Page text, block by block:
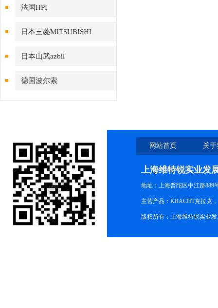
法国HPI
日本三菱MITSUBISHI
日本山武azbil
德国波尔索
网站首页 关
上海维特锐实业发
地址：上海普陀区中江路889
主营产品：KRACHT克拉克
版权所有：上海维特锐实业